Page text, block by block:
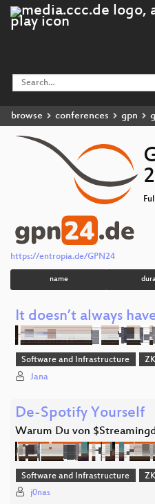
browse conferences gpn
https://entropia.de/GPN24
name
It doesn’t always
Software and Infrastructure
Jana
De-Spotify Yourself
Warum Du von
Software and Infrastructure
j0nas